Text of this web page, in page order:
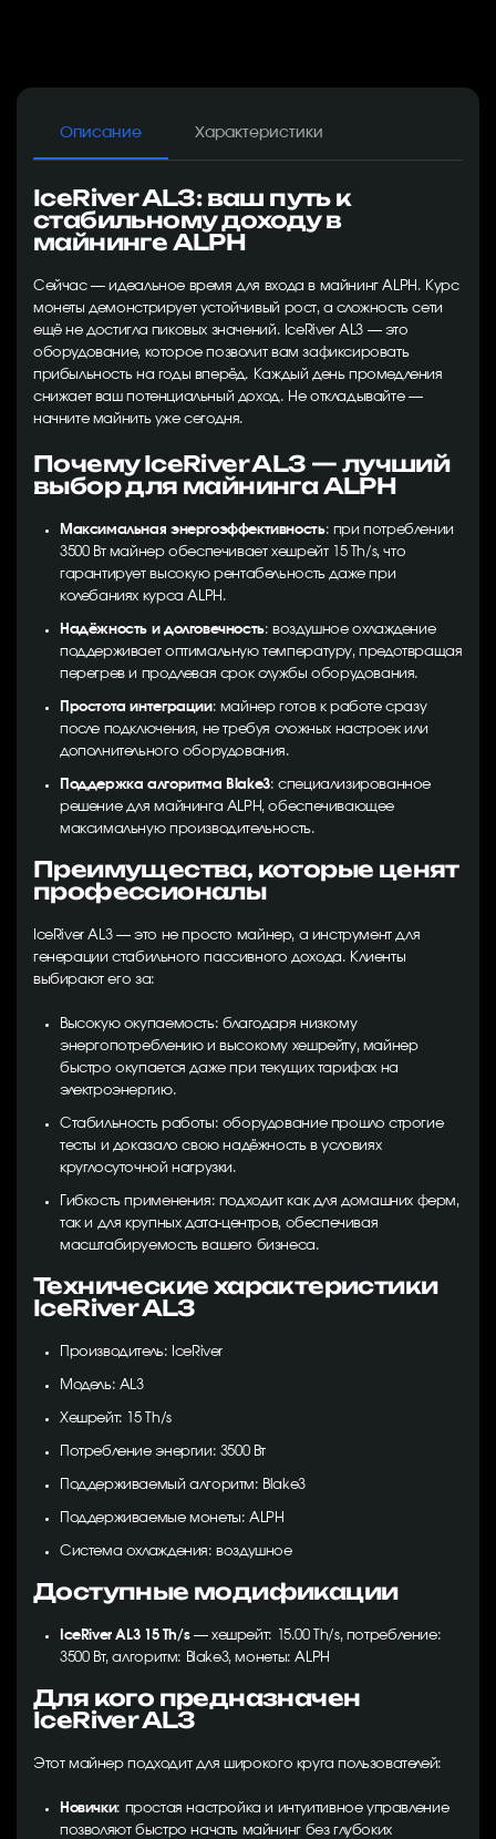
Описание Характеристики
IceRiver AL3: ваш путь к
стабильному доходу в
майнинге ALPH
Сейчас — идеальное время для входа в майнинг ALPH. Курс
монеты демонстрирует устойчивый рост, а сложность сети
ещё не достигла пиковых значений. IceRiver AL3 — это
оборудование, которое позволит вам зафиксировать
прибыльность на годы вперёд. Каждый день промедления
снижает ваш потенциальный доход. Не откладывайте —
начните майнить уже сегодня.
Почему IceRiver AL3 — лучший
выбор для майнинга ALPH
Максимальная энергоэффективность: при потреблении
3500 Вт майнер обеспечивает хешрейт 15 Th/s, что
гарантирует высокую рентабельность даже при
колебаниях курса ALPH.
Надёжность и долговечность: воздушное охлаждение
поддерживает оптимальную температуру, предотвращая
перегрев и продлевая срок службы оборудования.
Простота интеграции: майнер готов к работе сразу
после подключения, не требуя сложных настроек или
дополнительного оборудования.
Поддержка алгоритма Blake3: специализированное
решение для майнинга ALPH, обеспечивающее
максимальную производительность.
Преимущества, которые ценят
профессионалы
IceRiver AL3 — это не просто майнер, а инструмент для
генерации стабильного пассивного дохода. Клиенты
выбирают его за:
Высокую окупаемость: благодаря низкому
энергопотреблению и высокому хешрейту, майнер
быстро окупается даже при текущих тарифах на
электроэнергию.
Стабильность работы: оборудование прошло строгие
тесты и доказало свою надёжность в условиях
круглосуточной нагрузки.
Гибкость применения: подходит как для домашних ферм,
так и для крупных дата-центров, обеспечивая
масштабируемость вашего бизнеса.
Технические характеристики
IceRiver AL3
Производитель: IceRiver
Модель: AL3
Хешрейт: 15 Th/s
Потребление энергии: 3500 Вт
Поддерживаемый алгоритм: Blake3
Поддерживаемые монеты: ALPH
Система охлаждения: воздушное
Доступные модификации
IceRiver AL3 15 Th/s— хешрейт: 15.00 Th/s, потребление:
3500 Вт, алгоритм: Blake3, монеты: ALPH
Для кого предназначен
IceRiver AL3
Этот майнер подходит для широкого круга пользователей:
Новички: простая настройка и интуитивное управление
позволяют быстро начать майнинг без глубоких